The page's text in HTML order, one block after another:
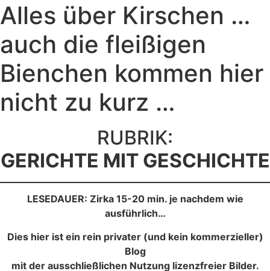
Alles über Kirschen …
auch die fleißigen
Bienchen kommen hier
nicht zu kurz …
RUBRIK:
GERICHTE MIT GESCHICHTE
LESEDAUER: Zirka 15-20 min. je nachdem wie
ausführlich…
Dies hier ist ein rein privater (und kein kommerzieller)
Blog
mit der ausschließlichen Nutzung lizenzfreier Bilder.